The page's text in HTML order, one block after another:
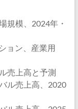
模、2024年・
ョン、産業用
売上高と予測
ル売上高、2020